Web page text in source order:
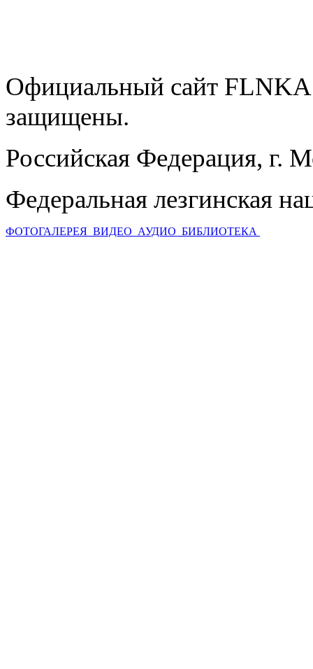
Официальный сайт
защищены.
Российская Федерация, г.
Федеральная лезгинская
ФОТОГАЛЕРЕЯ ВИДЕО АУДИО БИБЛИОТЕКА